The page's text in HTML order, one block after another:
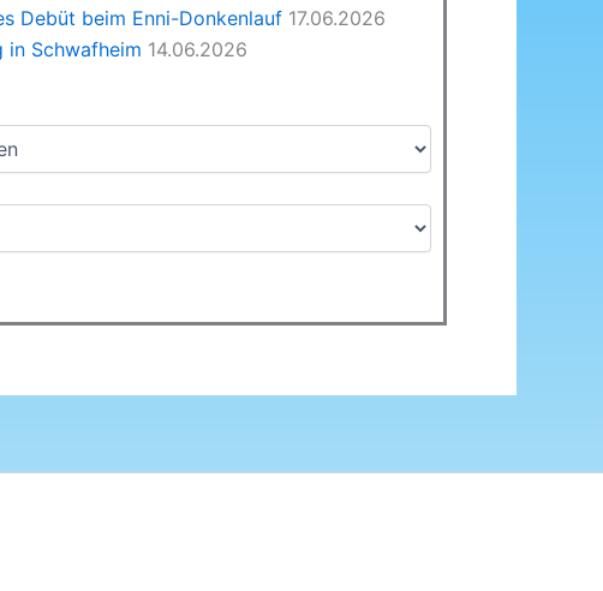
Debüt beim Enni-Donkenlauf 17.06.2026
in Schwafheim 14.06.2026